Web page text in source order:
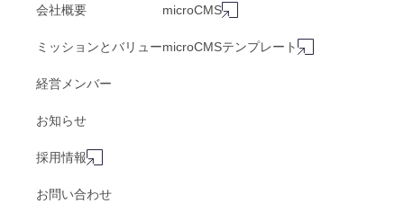
会社概要
ミッションとバリュー
経営メンバー
お知らせ
採用情報
お問い合わせ
microCMS
microCMSテンプレート